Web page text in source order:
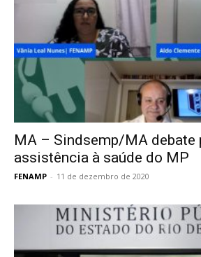
MA – Sindsemp/MA debate
assistência à saúde do MP
FENAMP - 11 de dezembro de 2020